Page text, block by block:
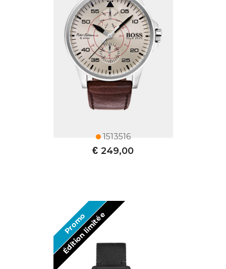
1513516
€ 249,00
Promo
Édition limitée